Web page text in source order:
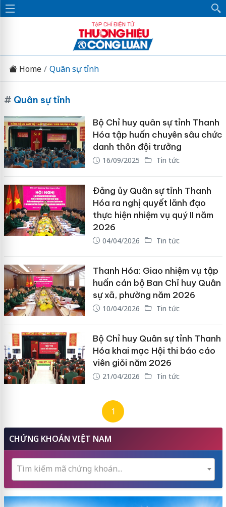
Home Quân sự tỉnh
# Quân sự tỉnh
Bộ Chỉ huy quân sự tỉnh Thanh
Hóa tập huấn chuyên sâu chức
danh thôn đội trưởng
16/09/2025 Tin tức
Đảng ủy Quân sự tỉnh Thanh
Hóa ra nghị quyết lãnh đạo
thực hiện nhiệm vụ quý II năm
2026
04/04/2026 Tin tức
Thanh Hóa: Giao nhiệm vụ tập
huấn cán bộ Ban Chỉ huy Quân
sự xã, phường năm 2026
10/04/2026 Tin tức
Bộ Chỉ huy Quân sự tỉnh Thanh
Hóa khai mạc Hội thi báo cáo
viên giỏi năm 2026
21/04/2026 Tin tức
1
CHỨNG KHOÁN VIỆT NAM
Tìm kiếm mã chứng khoán...